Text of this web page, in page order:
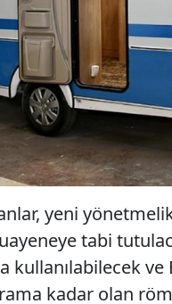
yeni
tabi
kullanılabilecek
kadar olan